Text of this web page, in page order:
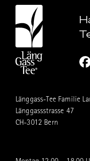
Länggass-Tee Familie
Länggassstrasse 47
CH-3012 Bern